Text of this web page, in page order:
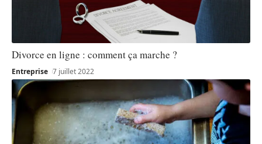
Divorce en ligne : comment ça marche ?
Entreprise 7 juillet 2022